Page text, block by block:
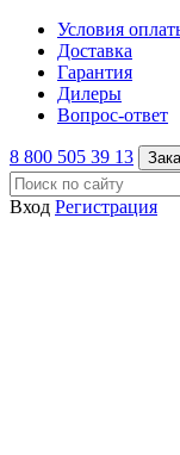
Условия
Доставка
Гарантия
Дилеры
Вопрос-ответ
8 800 505 39 13
Вход Регистрация